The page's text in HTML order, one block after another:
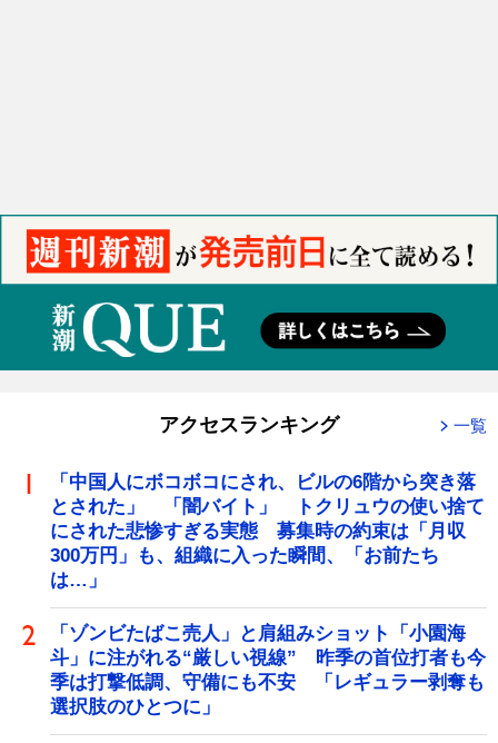
アクセスランキング 一覧
「中国人にボコボコにされ、ビルの6階から突き落
とされた」 「闇バイト」 トクリュウの使い捨て
にされた悲惨すぎる実態 募集時の約束は「月収
300万円」も、組織に入った瞬間、「お前たち
は…」
「ゾンビたばこ売人」と肩組みショット「小園海
斗」に注がれる“厳しい視線” 昨季の首位打者も今
季は打撃低調、守備にも不安 「レギュラー剥奪も
選択肢のひとつに」